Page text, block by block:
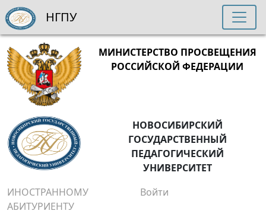
МИНИСТЕРСТВО ПРОСВЕЩЕНИЯ
РОССИЙСКОЙ ФЕДЕРАЦИИ
НОВОСИБИРСКИЙ
ГОСУДАРСТВЕННЫЙ
ПЕДАГОГИЧЕСКИЙ
УНИВЕРСИТЕТ
ИНОСТРАННОМУ
АБИТУРИЕНТУ
Войти
НГПУ